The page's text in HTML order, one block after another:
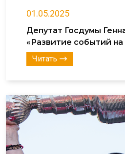
01.05.2025
Депутат Госдумы
«Развитие событий на
Читать